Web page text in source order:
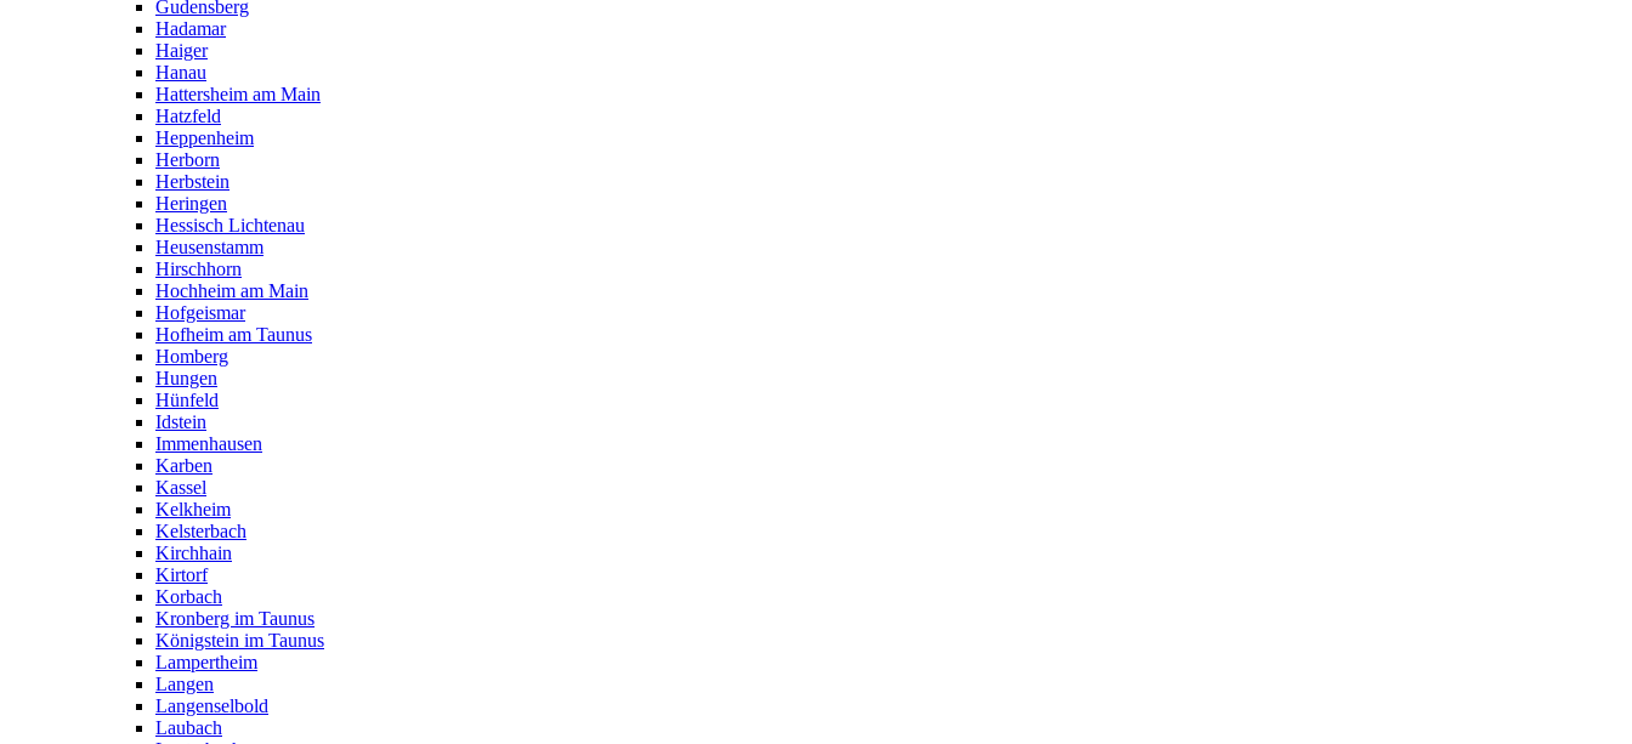
Gudensberg
Hadamar
Haiger
Hanau
Hattersheim am Main
Hatzfeld
Heppenheim
Herborn
Herbstein
Heringen
Hessisch Lichtenau
Heusenstamm
Hirschhorn
Hochheim am Main
Hofgeismar
Hofheim am Taunus
Homberg
Hungen
Hünfeld
Idstein
Immenhausen
Karben
Kassel
Kelkheim
Kelsterbach
Kirchhain
Kirtorf
Korbach
Kronberg im Taunus
Königstein im Taunus
Lampertheim
Langen
Langenselbold
Laubach